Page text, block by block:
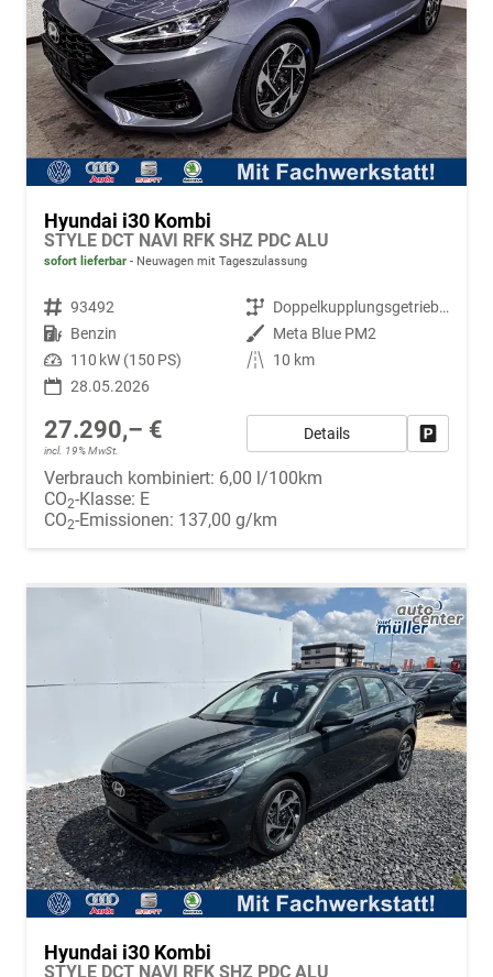
Hyundai i30 Kombi
STYLE DCT NAVI RFK SHZ PDC ALU
sofort lieferbar Neuwagen mit Tageszulassung
Fahrzeugnr. 93492 Getriebe
Doppelkupplungsgetriebe (DSG)
Kraftstoff Benzin Außenfarbe Meta Blue PM2
Leistung 110 kW (150 PS) Kilometerstand
10 km
28.05.2026
27.290,– €
incl. 19% MwSt.
Details
Verbrauch kombiniert: 6,00 l/100km
CO2-Klasse: E
CO2-Emissionen: 137,00 g/km
Hyundai i30 Kombi
STYLE DCT NAVI RFK SHZ PDC ALU